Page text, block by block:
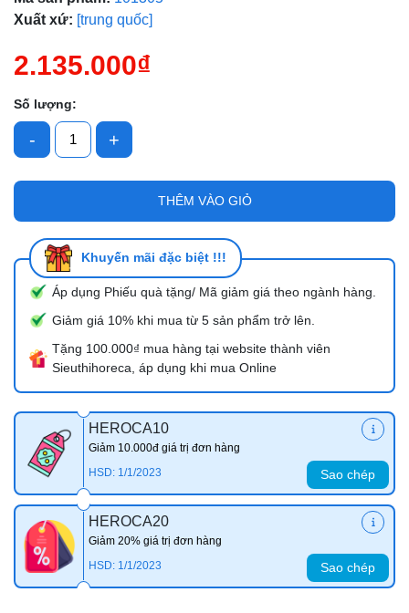
Xuất xứ: [trung quốc]
2.135.000₫
Số lượng:
- +
THÊM VÀO GIỎ
Khuyến mãi đặc biệt !!!
Áp dụng Phiếu quà tặng/ Mã giảm giá theo ngành hàng.
Giảm giá 10% khi mua từ 5 sản phẩm trở lên.
Tặng 100.000₫ mua hàng tại website thành viên
Sieuthihoreca, áp dụng khi mua Online
HEROCA10
Giảm 10.000đ giá trị đơn hàng
HSD: 1/1/2023
Sao chép
HEROCA20
Giảm 20% giá trị đơn hàng
HSD: 1/1/2023
Sao chép